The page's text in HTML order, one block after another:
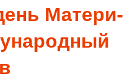
Матери-